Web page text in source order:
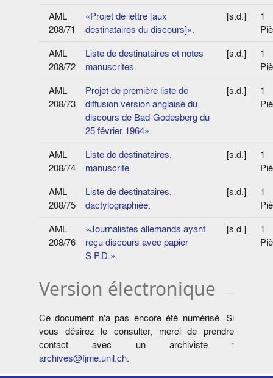
AML
208/71
«Projet de lettre [aux
destinataires du discours]».
[s.d.]
1
AML
208/72
Liste de destinataires et notes
manuscrites.
[s.d.]
1
AML
208/73
Projet de première liste de
diffusion version anglaise du
discours de Bad-Godesberg du
25 février 1964».
[s.d.]
1
AML
208/74
Liste de destinataires,
manuscrite.
[s.d.]
1
AML
208/75
Liste de destinataires,
dactylographiée.
[s.d.]
1
AML
208/76
«Journalistes allemands ayant
reçu discours avec papier
S.P.D.».
[s.d.]
1
Version électronique
Ce document n'a pas encore été numérisé. Si
vous désirez le consulter, merci de prendre
contact avec un archiviste :
archives@fjme.unil.ch.